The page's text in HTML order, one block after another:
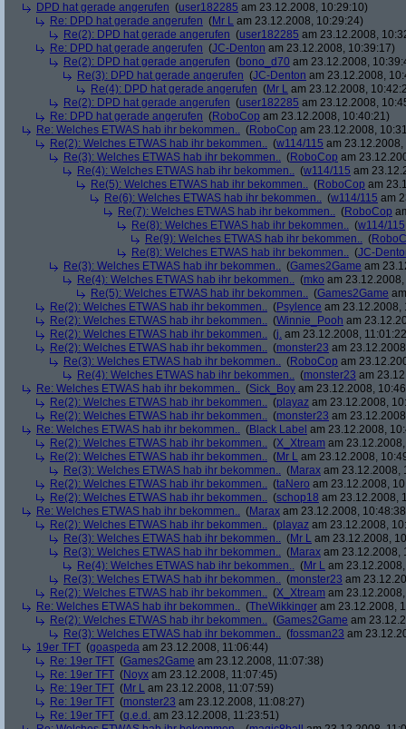
DPD hat gerade angerufen (user182285 am 23.12.2008, 10:29:10)
Re: DPD hat gerade angerufen (Mr L am 23.12.2008, 10:29:24)
Re(2): DPD hat gerade angerufen (user182285 am 23.12.2008,
Re: DPD hat gerade angerufen (JC-Denton am 23.12.2008, 10:39:17)
Re(2): DPD hat gerade angerufen (bono_d70 am 23.12.2008,
Re(3): DPD hat gerade angerufen (JC-Denton am 23.12.2008,
Re(4): DPD hat gerade angerufen (Mr L am 23.12.2008,
Re(2): DPD hat gerade angerufen (user182285 am 23.12.2008,
Re: DPD hat gerade angerufen (RoboCop am 23.12.2008, 10:40:21)
Re: Welches ETWAS hab ihr bekommen.. (RoboCop am 23.12.2008,
Re(2): Welches ETWAS hab ihr bekommen.. (w114/115 am
Re(3): Welches ETWAS hab ihr bekommen.. (RoboCop am
Re(4): Welches ETWAS hab ihr bekommen.. (w114/115 am
Re(5): Welches ETWAS hab ihr bekommen.. (RoboCop am
Re(6): Welches ETWAS hab ihr bekommen.. (w114/115 am
Re(7): Welches ETWAS hab ihr bekommen.. (RoboCop
Re(8): Welches ETWAS hab ihr bekommen.. (w114/115
Re(9): Welches ETWAS hab ihr bekommen.. (
Re(8): Welches ETWAS hab ihr bekommen.. (JC-
Re(3): Welches ETWAS hab ihr bekommen.. (Games2Game am
Re(4): Welches ETWAS hab ihr bekommen.. (mko am
Re(5): Welches ETWAS hab ihr bekommen.. (Games2Game
Re(2): Welches ETWAS hab ihr bekommen.. (Psylence am 23.12.2008,
Re(2): Welches ETWAS hab ihr bekommen.. (Winnie_Pooh am
Re(2): Welches ETWAS hab ihr bekommen.. (j. am 23.12.2008,
Re(2): Welches ETWAS hab ihr bekommen.. (monster23 am
Re(3): Welches ETWAS hab ihr bekommen.. (RoboCop am
Re(4): Welches ETWAS hab ihr bekommen.. (monster23 am
Re: Welches ETWAS hab ihr bekommen.. (Sick_Boy am 23.12.2008,
Re(2): Welches ETWAS hab ihr bekommen.. (playaz am 23.12.2008,
Re(2): Welches ETWAS hab ihr bekommen.. (monster23 am
Re: Welches ETWAS hab ihr bekommen.. (Black Label am 23.12.2008,
Re(2): Welches ETWAS hab ihr bekommen.. (X_Xtream am
Re(2): Welches ETWAS hab ihr bekommen.. (Mr L am 23.12.2008,
Re(3): Welches ETWAS hab ihr bekommen.. (Marax am 23.12.2008,
Re(2): Welches ETWAS hab ihr bekommen.. (taNero am 23.12.2008,
Re(2): Welches ETWAS hab ihr bekommen.. (schop18 am 23.12.2008,
Re: Welches ETWAS hab ihr bekommen.. (Marax am 23.12.2008,
Re(2): Welches ETWAS hab ihr bekommen.. (playaz am 23.12.2008,
Re(3): Welches ETWAS hab ihr bekommen.. (Mr L am 23.12.2008,
Re(3): Welches ETWAS hab ihr bekommen.. (Marax am 23.12.2008,
Re(4): Welches ETWAS hab ihr bekommen.. (Mr L am
Re(3): Welches ETWAS hab ihr bekommen.. (monster23 am
Re(2): Welches ETWAS hab ihr bekommen.. (X_Xtream am
Re: Welches ETWAS hab ihr bekommen.. (TheWikkinger am 23.12.2008,
Re(2): Welches ETWAS hab ihr bekommen.. (Games2Game am
Re(3): Welches ETWAS hab ihr bekommen.. (fossman23 am
19er TFT (goaspeda am 23.12.2008, 11:06:44)
Re: 19er TFT (Games2Game am 23.12.2008, 11:07:38)
Re: 19er TFT (Noyx am 23.12.2008, 11:07:45)
Re: 19er TFT (Mr L am 23.12.2008, 11:07:59)
Re: 19er TFT (monster23 am 23.12.2008, 11:08:27)
Re: 19er TFT (q.e.d. am 23.12.2008, 11:23:51)